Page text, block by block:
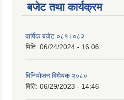
बजेट तथा कार्यक्रम
वार्षिक बजेट ०८१।०८२
मिति: 06/24/2024 - 16:06
विनियोजन विधेयक २०८०
मिति: 06/29/2023 - 14:46